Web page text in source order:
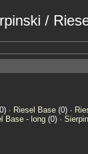
/
· Riesel Base(0) ·
Base - long(0) ·